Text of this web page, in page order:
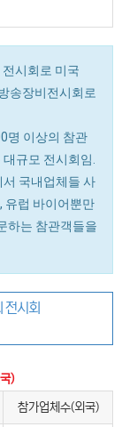
시회로 미국
송장비전시회로
명 이상의 참관
규모 전시회임.
서 국내업체들 사
유럽 바이어뿐만
하는 참관객들을
전시회
)
참가업체수(외국)